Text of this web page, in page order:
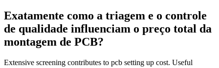
Exatamente como a triagem e o controle
de qualidade influenciam o preço total da
montagem de PCB?
Extensive screening contributes to pcb setting up cost. Useful